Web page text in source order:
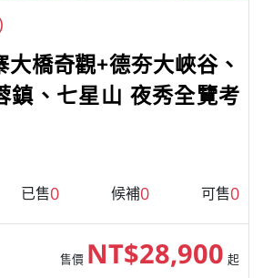
橋奇觀+德夯大峽谷、
鎮、七星山 夜秀全覽考
已售0 候補0 可售0
售價 NT$28,900 起